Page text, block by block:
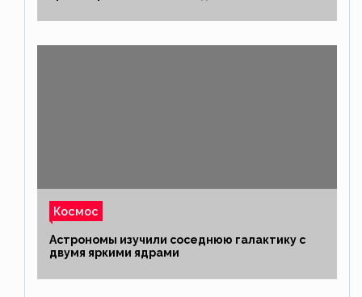
Космос
Астрономы изучили соседнюю галактику с
двумя яркими ядрами